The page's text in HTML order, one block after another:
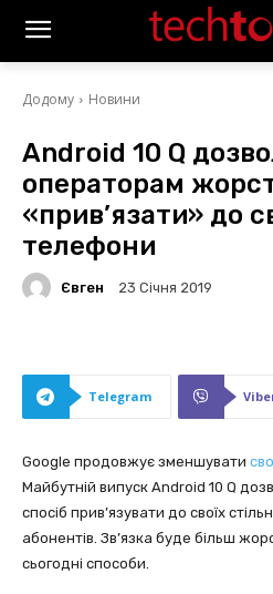
Додому Новини
Android 10 Q
операторам
«прив’язати» до
телефони
Євген 23 Січня 2019
Telegram
Google продовжує зменшувати
Майбутній випуск Android 10 Q
спосіб прив’язувати до своїх
абонентів. Зв’язка буде більш
сьогодні способи.